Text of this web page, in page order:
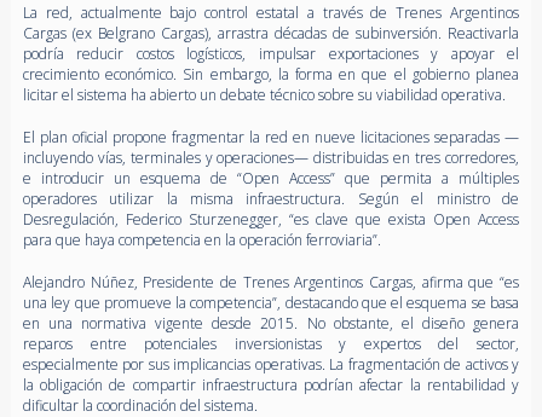
La red, actualmente bajo control estatal a través de Trenes Argentinos
Cargas (ex Belgrano Cargas), arrastra décadas de subinversión. Reactivarla
podría reducir costos logísticos, impulsar exportaciones y apoyar el
crecimiento económico. Sin embargo, la forma en que el gobierno planea
licitar el sistema ha abierto un debate técnico sobre su viabilidad operativa.
El plan oficial propone fragmentar la red en nueve licitaciones separadas —
incluyendo vías, terminales y operaciones— distribuidas en tres corredores,
e introducir un esquema de “Open Access” que permita a múltiples
operadores utilizar la misma infraestructura. Según el ministro de
Desregulación, Federico Sturzenegger, “es clave que exista Open Access
para que haya competencia en la operación ferroviaria”.
Alejandro Núñez, Presidente de Trenes Argentinos Cargas, afirma que “es
una ley que promueve la competencia”, destacando que el esquema se basa
en una normativa vigente desde 2015. No obstante, el diseño genera
reparos entre potenciales inversionistas y expertos del sector,
especialmente por sus implicancias operativas. La fragmentación de activos y
la obligación de compartir infraestructura podrían afectar la rentabilidad y
dificultar la coordinación del sistema.